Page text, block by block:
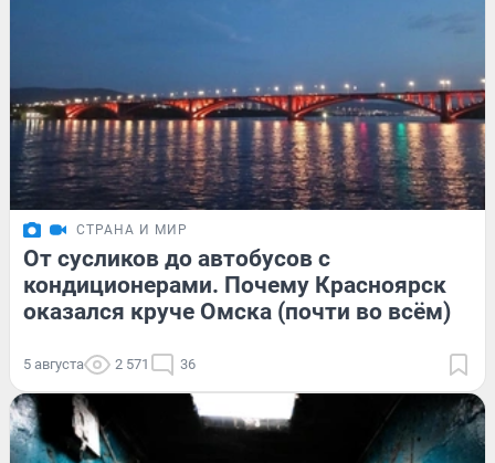
СТРАНА И МИР
От сусликов до автобусов с
кондиционерами. Почему Красноярск
оказался круче Омска (почти во всём)
5 августа 2 571 36